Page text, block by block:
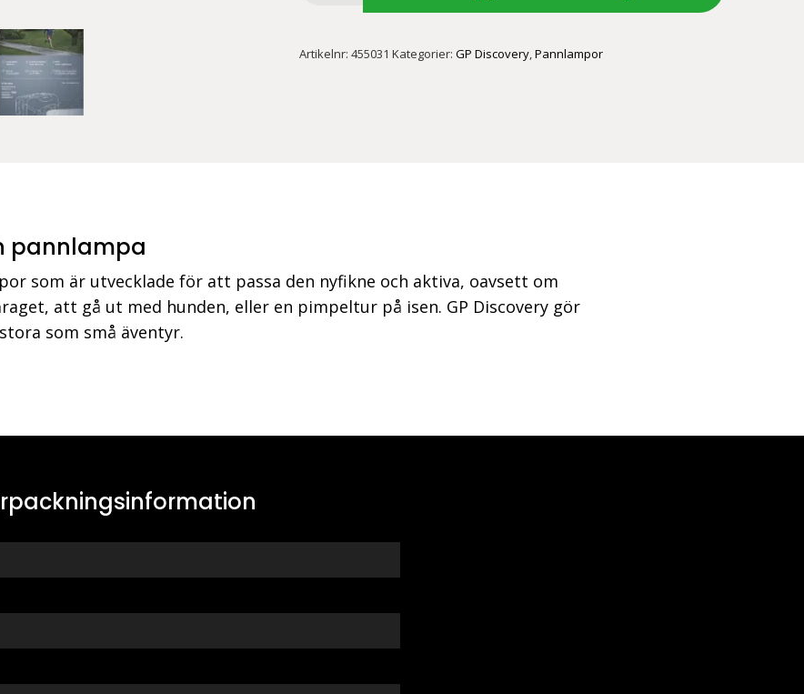
pannlampa
mängd
Artikelnr: 455031 Kategorier: GP Discovery,Pannlampor
pannlampa
som är utvecklade för att passa den nyfikne och aktiva, oavsett om
att gå ut med hunden, eller en pimpeltur på isen. GP Discovery gör
som små äventyr.